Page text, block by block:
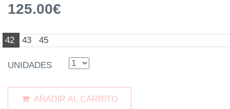
125.00€
42 43 45
UNIDADES
AÑADIR AL CARRITO